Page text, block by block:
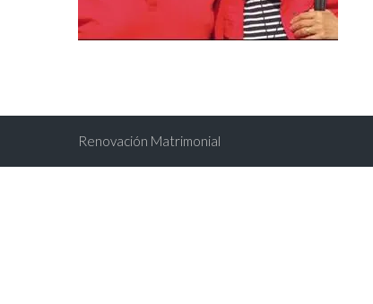
Renovación Matrimonial